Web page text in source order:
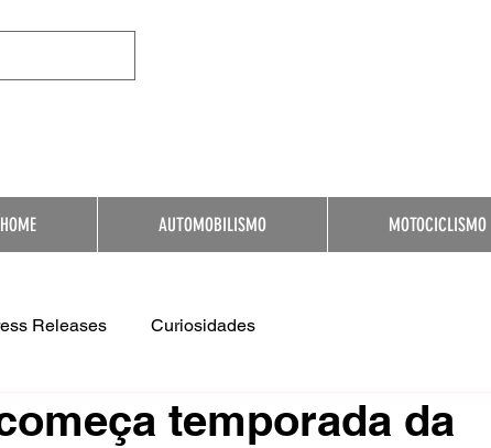
HOME AUTOMOBILISMO MOTOCICLISMO
Releases Curiosidades
temporada da